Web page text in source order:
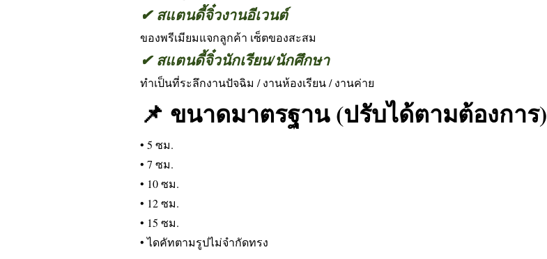
✔ สแตนดี้จิ๋วงานอีเวนต์
ของพรีเมียมแจกลูกค้า เซ็ตของสะสม
✔ สแตนดี้จิ๋วนักเรียน/นักศึกษา
ทำเป็นที่ระลึกงานปัจฉิม / งานห้องเรียน / งานค่าย
📌 ขนาดมาตรฐาน (ปรับได้ตามต้องการ)
• 5 ซม.
• 7 ซม.
• 10 ซม.
• 12 ซม.
• 15 ซม.
• ไดคัทตามรูปไม่จำกัดทรง